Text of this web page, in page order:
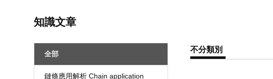
知識文章
全部
鏈條應用解析 Chain application
不分類別